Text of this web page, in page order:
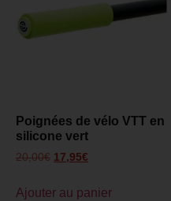
Poignées de vélo VTT en
silicone vert
20,00€ 17,95€
Ajouter au panier